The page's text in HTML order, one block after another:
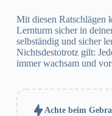
Mit diesen Ratschlägen
Lernturm sicher in
selbständig und sicher
Nichtsdestotrotz gilt:
immer wachsam und
Achte beim